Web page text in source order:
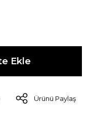
Ekle
Ürünü Paylaş